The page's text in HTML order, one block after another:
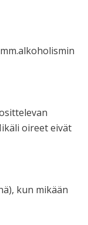
oireet eivät
kun mikään